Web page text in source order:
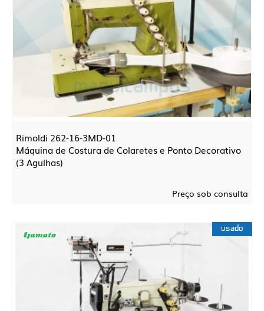
Rimoldi 262-16-3MD-01
Máquina de Costura de Colaretes e Ponto Decorativo
(3 Agulhas)
Preço sob consulta
usado